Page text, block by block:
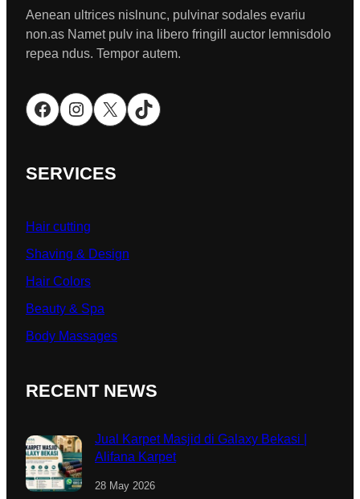
Aenean ultrices nislnunc, pulvinar sodales evariu
non.as Namet pulv ina libero fringill auctor lemnisdolo
repea ndus. Tempor autem.
Facebook Instagram X TikTok
SERVICES
Hair cutting
Shaving & Design
Hair Colors
Beauty & Spa
Body Massages
RECENT NEWS
Jual Karpet Masjid di Galaxy Bekasi |
Alifana Karpet
28 May 2026